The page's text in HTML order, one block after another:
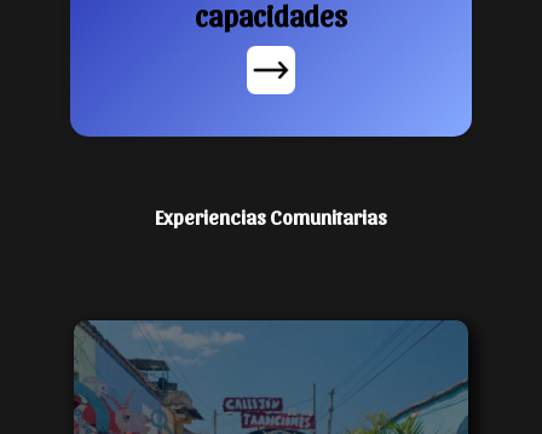
capacidades
Experiencias Comunitarias